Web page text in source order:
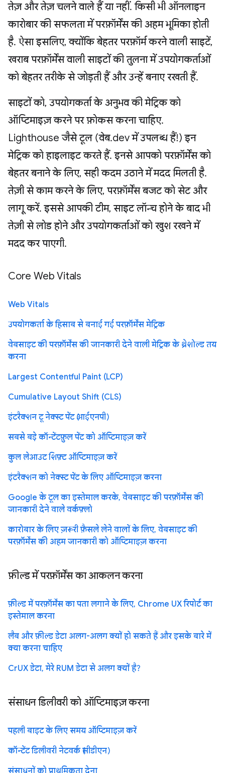
तेज़ और तेज़ चलने वाले हैं या नहीं. किसी भी ऑनलाइन
कारोबार की सफलता में परफ़ॉर्मेंस की अहम भूमिका होती
है. ऐसा इसलिए, क्योंकि बेहतर परफ़ॉर्म करने वाली साइटें,
खराब परफ़ॉर्मेंस वाली साइटों की तुलना में उपयोगकर्ताओं
को बेहतर तरीके से जोड़ती हैं और उन्हें बनाए रखती हैं.
साइटों को, उपयोगकर्ता के अनुभव की मेट्रिक को
ऑप्टिमाइज़ करने पर फ़ोकस करना चाहिए.
Lighthouse जैसे टूल (वेब.dev में उपलब्ध हैं!) इन
मेट्रिक को हाइलाइट करते हैं. इनसे आपको परफ़ॉर्मेंस को
बेहतर बनाने के लिए, सही कदम उठाने में मदद मिलती है.
तेज़ी से काम करने के लिए, परफ़ॉर्मेंस बजट को सेट और
लागू करें. इससे आपकी टीम, साइट लॉन्च होने के बाद भी
तेज़ी से लोड होने और उपयोगकर्ताओं को खुश रखने में
मदद कर पाएगी.
Core Web Vitals
Web Vitals
उपयोगकर्ता के हिसाब से बनाई गई परफ़ॉर्मेंस मेट्रिक
वेबसाइट की परफ़ॉर्मेंस की जानकारी देने वाली मेट्रिक के थ्रेशोल्ड तय
करना
Largest Contentful Paint (LCP)
Cumulative Layout Shift (CLS)
इंटरैक्शन टू नेक्स्ट पेंट (आईएनपी)
सबसे बड़े कॉन्टेंटफ़ुल पेंट को ऑप्टिमाइज़ करें
कुल लेआउट शिफ़्ट ऑप्टिमाइज़ करें
इंटरैक्शन को नेक्स्ट पेंट के लिए ऑप्टिमाइज़ करना
Google के टूल का इस्तेमाल करके, वेबसाइट की परफ़ॉर्मेंस की
जानकारी देने वाले वर्कफ़्लो
कारोबार के लिए ज़रूरी फ़ैसले लेने वालों के लिए, वेबसाइट की
परफ़ॉर्मेंस की अहम जानकारी को ऑप्टिमाइज़ करना
फ़ील्ड में परफ़ॉर्मेंस का आकलन करना
फ़ील्ड में परफ़ॉर्मेंस का पता लगाने के लिए, Chrome UX रिपोर्ट का
इस्तेमाल करना
लैब और फ़ील्ड डेटा अलग-अलग क्यों हो सकते हैं और इसके बारे में
क्या करना चाहिए
CrUX डेटा, मेरे RUM डेटा से अलग क्यों है?
संसाधन डिलीवरी को ऑप्टिमाइज़ करना
पहली बाइट के लिए समय ऑप्टिमाइज़ करें
कॉन्टेंट डिलीवरी नेटवर्क (सीडीएन)